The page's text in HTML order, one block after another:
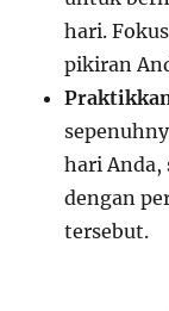
hari.
pikiran
hari Anda,
dengan
tersebut.